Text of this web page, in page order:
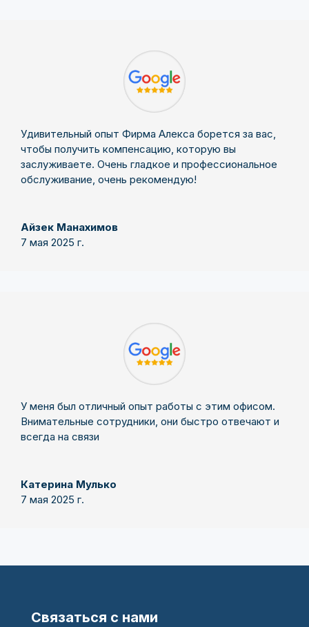
Удивительный опыт Фирма Алекса борется за вас,
чтобы получить компенсацию, которую вы
заслуживаете. Очень гладкое и профессиональное
обслуживание, очень рекомендую!
Айзек Манахимов
7 мая 2025 г.
У меня был отличный опыт работы с этим офисом.
Внимательные сотрудники, они быстро отвечают и
всегда на связи
Катерина Мулько
7 мая 2025 г.
Связаться с нами